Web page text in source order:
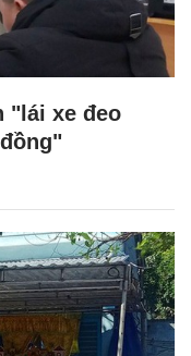
"lái xe đeo